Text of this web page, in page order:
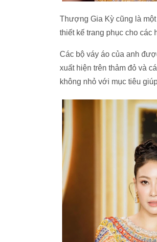
Thượng Gia Kỳ cũng là
thiết kế trang phục cho các
Các bộ váy áo của anh
xuất hiện trên thảm đỏ và
không nhỏ với mục tiêu